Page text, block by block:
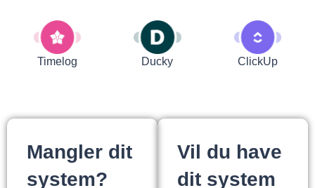
Timelog Ducky ClickUp
Mangler dit
system?
Vil du have
dit system